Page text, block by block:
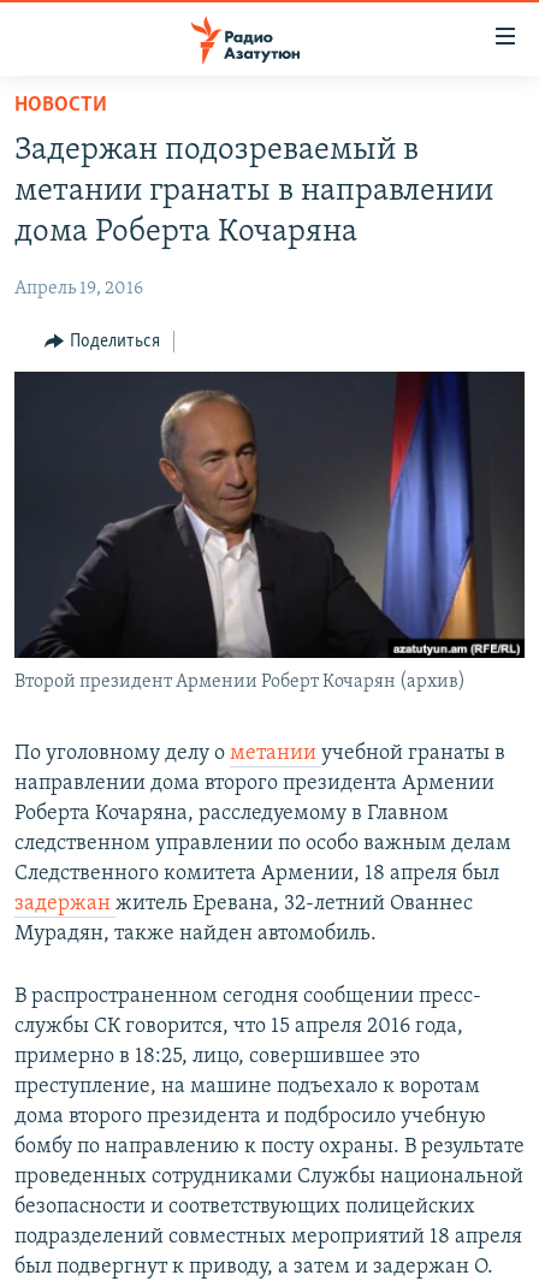
Перейти
основному
содержанию
основной
навигации
Перейти
НОВОСТИ
ПОЛИТИКА
ЭКОНОМИКА
РЕГИОН
НАГОРНЫЙ КАРАБАХ
Հայերեն
English
Русский
НОВОСТИ
Задержан подозреваемый в
метании гранаты в направлении
дома Роберта Кочаряна
Апрель 19, 2016
Поделиться
Второй президент Армении Роберт Кочарян (архив)
По уголовному делу о метании учебной гранаты в
направлении дома второго президента Армении
Роберта Кочаряна, расследуемому в Главном
следственном управлении по особо важным делам
Следственного комитета Армении, 18 апреля был
задержан житель Еревана, 32-летний Ованнес
Мурадян, также найден автомобиль.
В распространенном сегодня сообщении пресс-
службы СК говорится, что 15 апреля 2016 года,
примерно в 18:25, лицо, совершившее это
преступление, на машине подъехало к воротам
дома второго президента и подбросило учебную
бомбу по направлению к посту охраны. В результате
проведенных сотрудниками Службы национальной
безопасности и соответствующих полицейских
подразделений совместных мероприятий 18 апреля
был подвергнут к приводу, а затем и задержан О.